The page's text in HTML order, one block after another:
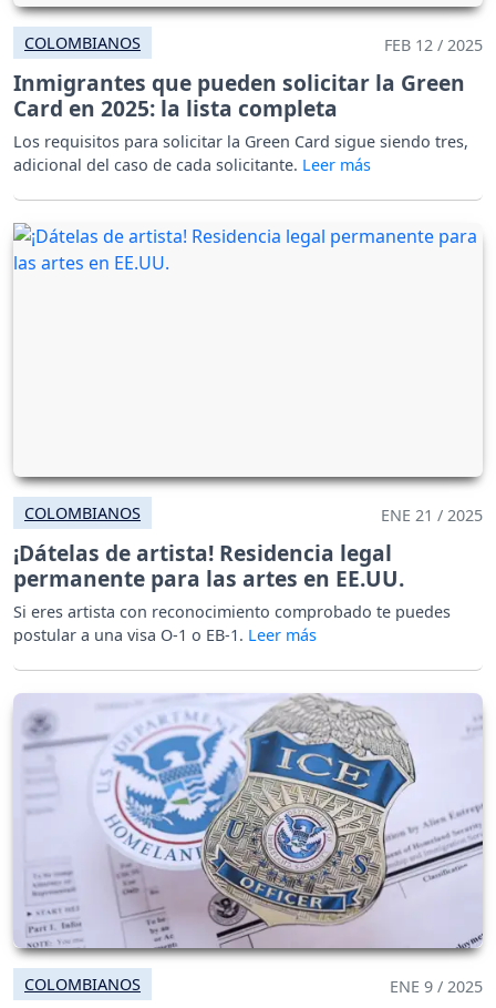
COLOMBIANOS FEB 12 / 2025
Inmigrantes que pueden solicitar la Green
Card en 2025: la lista completa
Los requisitos para solicitar la Green Card sigue siendo tres,
adicional del caso de cada solicitante.
COLOMBIANOS ENE 21 / 2025
¡Dátelas de artista! Residencia legal
permanente para las artes en EE.UU.
Si eres artista con reconocimiento comprobado te puedes
postular a una visa O-1 o EB-1.
COLOMBIANOS ENE 9 / 2025